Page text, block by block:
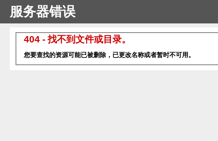
服务器错误
404 - 找不到文件或目录。
您要查找的资源可能已被删除，已更改名称或者暂时不可用。